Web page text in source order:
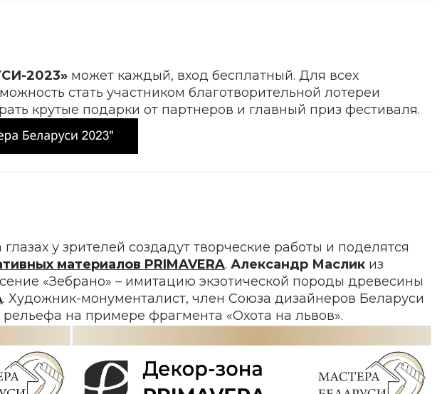
2023» может каждый, вход бесплатный. Для всех
стать участником благотворительной лотереи
крутые подарки от партнеров и главный приз фестиваля.
у зрителей создадут творческие работы и поделятся
материалов PRIMAVERA. Александр Маслик из
«Зебрано» – имитацию экзотической породы древесины
. Художник-монументалист, член Союза дизайнеров Беларуси
на примере фрагмента «Охота на львов».